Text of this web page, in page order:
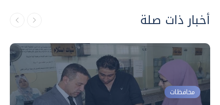
أخبار ذات صلة
محافظات